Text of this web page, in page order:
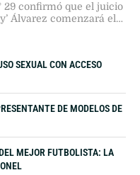
29 confirmó que el juicio
Álvarez comenzará el
planteos
SEXUAL CON ACCESO
DE MODELOS DE
MEJOR FUTBOLISTA: LA